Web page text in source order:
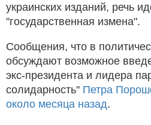
украинских изданий, речь
"государственная измена".
Сообщения, что в
обсуждают возможное
экс-президента и лидера
солидарность" Петра
около месяца назад.